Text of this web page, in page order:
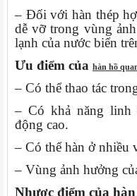
– Đối với hàn thép
dễ vỡ trong vùng
lạnh của nước biển
Ưu điểm của hàn hồ
– Có thể thao tác
– Có khả năng linh
động cao.
– Có thể hàn ở nhiều
– Vùng ảnh hưởng
Nhược điểm của